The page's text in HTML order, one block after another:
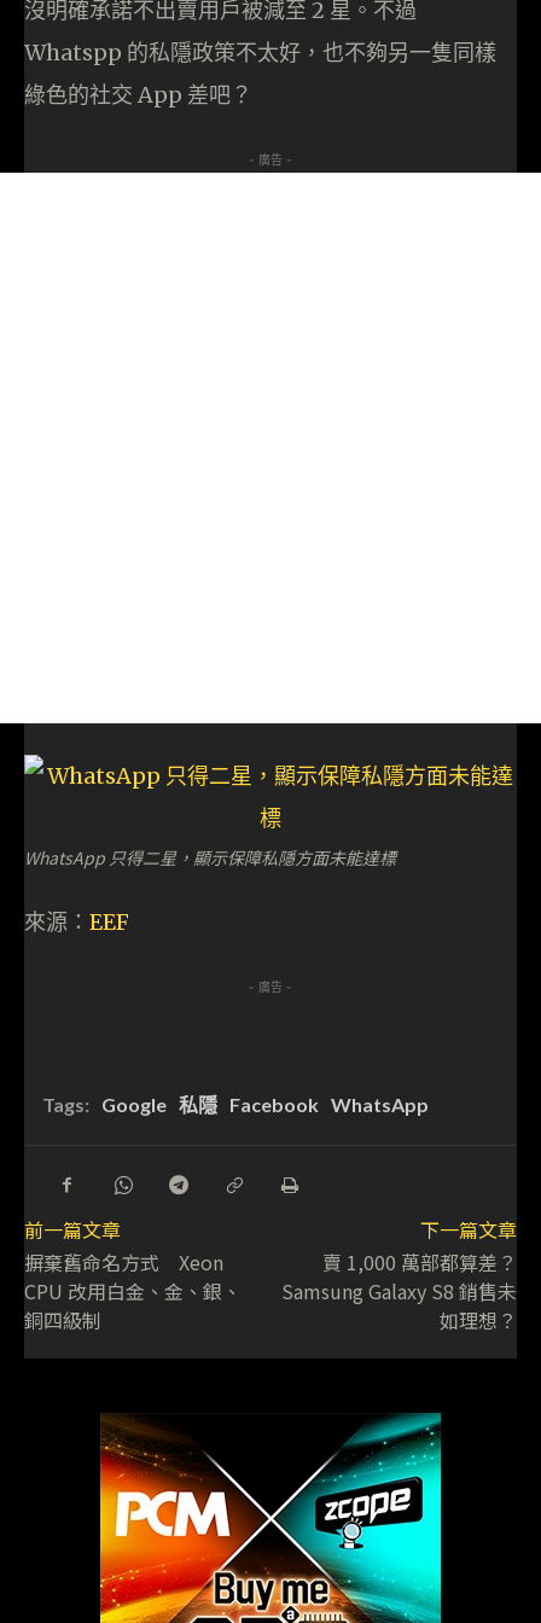
沒明確承諾不出賣用戶被減至 2 星。不過
Whatspp 的私隱政策不太好，也不夠另一隻同樣
綠色的社交 App 差吧？
- 廣告 -
WhatsApp 只得二星，顯示保障私隱方面未能達標
來源： EEF
- 廣告 -
Tags: Google 私隱 Facebook WhatsApp
前一篇文章
摒棄舊命名方式 Xeon
CPU 改用白金、金、銀、
銅四級制
下一篇文章
賣 1,000 萬部都算差？
Samsung Galaxy S8 銷售未
如理想？